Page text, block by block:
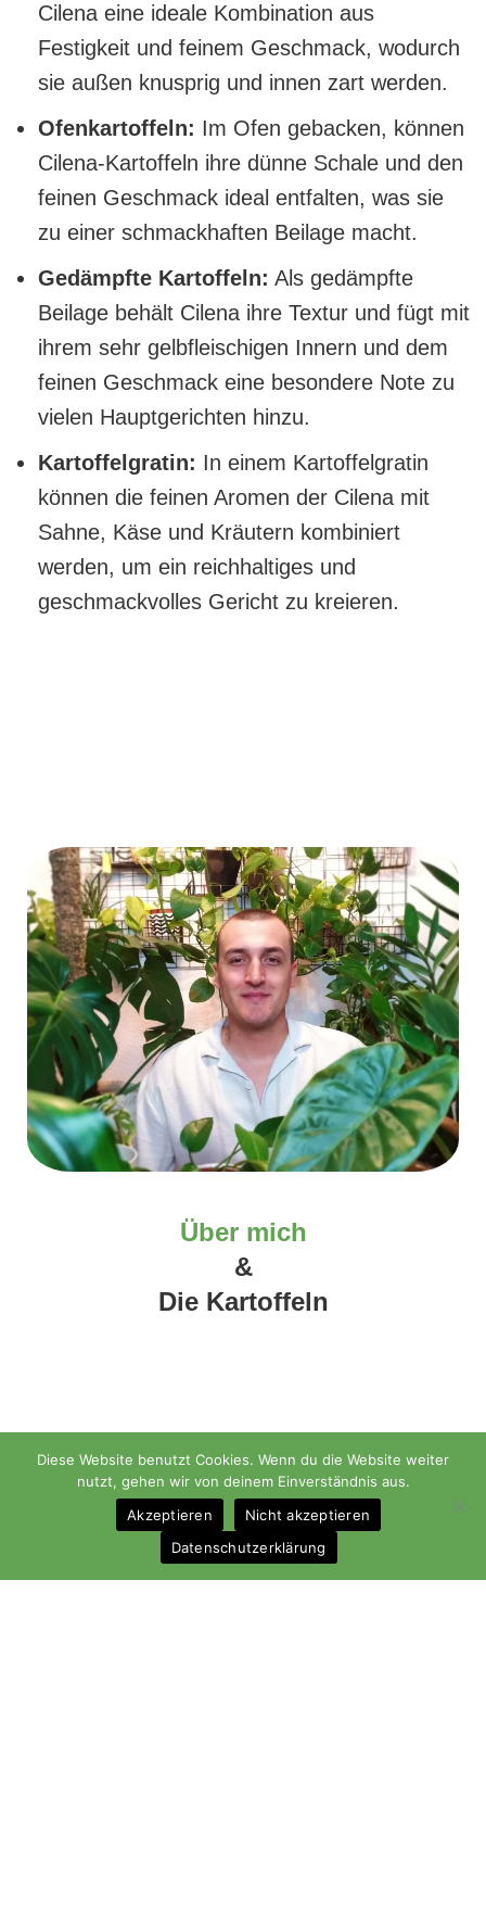
Cilena eine ideale Kombination aus
Festigkeit und feinem Geschmack, wodurch
sie außen knusprig und innen zart werden.
Ofenkartoffeln: Im Ofen gebacken, können
Cilena-Kartoffeln ihre dünne Schale und den
feinen Geschmack ideal entfalten, was sie
zu einer schmackhaften Beilage macht.
Gedämpfte Kartoffeln: Als gedämpfte
Beilage behält Cilena ihre Textur und fügt mit
ihrem sehr gelbfleischigen Innern und dem
feinen Geschmack eine besondere Note zu
vielen Hauptgerichten hinzu.
Kartoffelgratin: In einem Kartoffelgratin
können die feinen Aromen der Cilena mit
Sahne, Käse und Kräutern kombiniert
werden, um ein reichhaltiges und
geschmackvolles Gericht zu kreieren.
Über mich
&
Die Kartoffeln
Diese Website benutzt Cookies. Wenn du die Website weiter
nutzt, gehen wir von deinem Einverständnis aus.
Akzeptieren
Nicht akzeptieren
Datenschutzerklärung